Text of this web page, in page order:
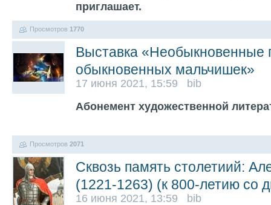
приглашает.
Просмотров 1770
Выставка «Необыкновенные
обыкновенных мальчишек»
17 июня 2021, 15:59 bib
Абонемент художественной
Просмотров 2071
Сквозь память столетиий:
(1221-1263) (к 800-летию со
16 июня 2021, 13:59 bib